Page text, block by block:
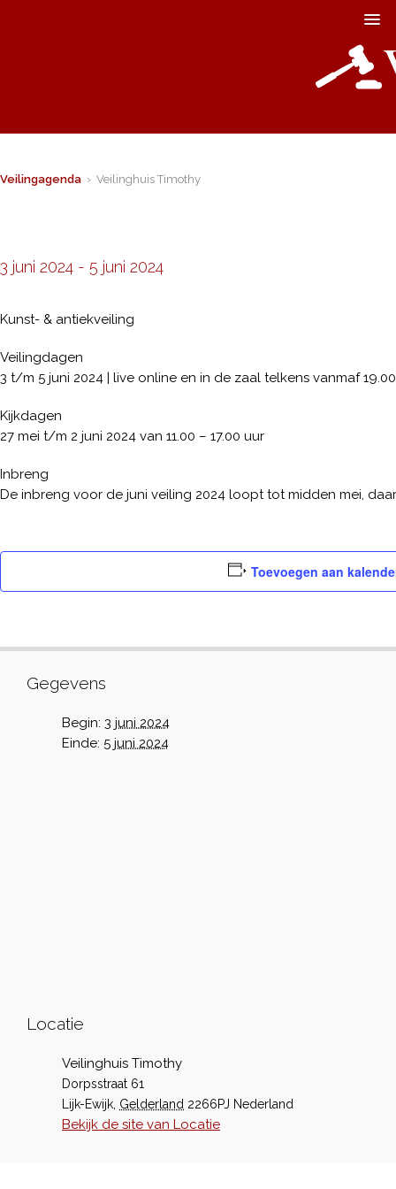
Veilingagenda › Veilinghuis Timothy
3 juni 2024 - 5 juni 2024
Kunst- & antiekveiling
Veilingdagen
3 t/m 5 juni 2024 | live online en in de zaal telkens vanmaf
Kijkdagen
27 mei t/m 2 juni 2024 van 11.00 – 17.00 uur
Inbreng
De inbreng voor de juni veiling 2024 loopt tot midden mei,
Toevoegen aan
Gegevens
Begin: 3 juni 2024
Einde: 5 juni 2024
Locatie
Veilinghuis Timothy
Dorpsstraat 61
Lijk-Ewijk Gelderland 2266PJ Nederland
Bekijk de site van Locatie